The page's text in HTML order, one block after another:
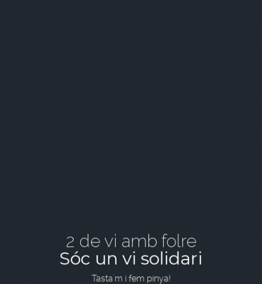
2 de vi amb folre
Sóc un vi solidari
Tasta'm i fem pinya!